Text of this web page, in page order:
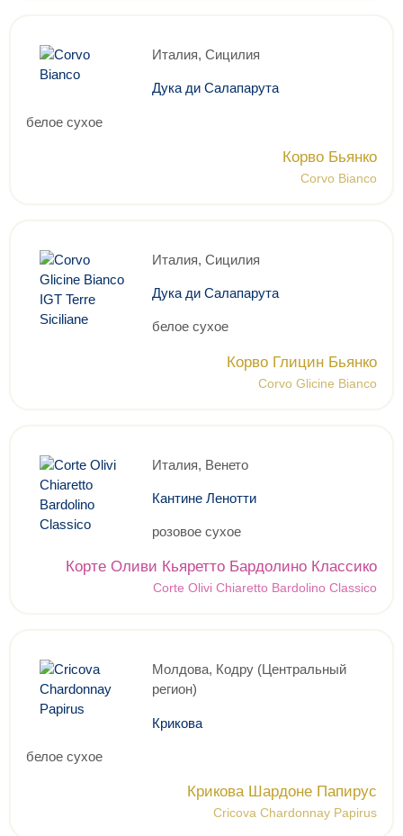
Италия, Сицилия
Дука ди Салапарута
белое сухое
Корво Бьянко
Corvo Bianco
Италия, Сицилия
Дука ди Салапарута
белое сухое
Корво Глицин Бьянко
Corvo Glicine Bianco
Италия, Венето
Кантине Ленотти
розовое сухое
Корте Оливи Кьяретто Бардолино Классико
Corte Olivi Chiaretto Bardolino Classico
Молдова, Кодру (Центральный
регион)
Крикова
белое сухое
Крикова Шардоне Папирус
Cricova Chardonnay Papirus